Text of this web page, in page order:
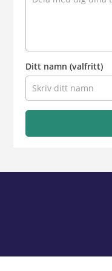
Ditt namn (valfritt)